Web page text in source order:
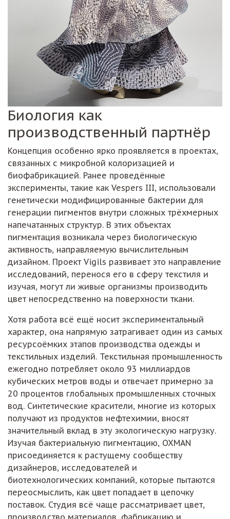
Биология как
производственный партнёр
Концепция особенно ярко проявляется в проектах,
связанных с микробной колоризацией и
биофабрикацией. Ранее проведённые
эксперименты, такие как Vespers III, использовали
генетически модифицированные бактерии для
генерации пигментов внутри сложных трёхмерных
напечатанных структур. В этих объектах
пигментация возникала через биологическую
активность, направляемую вычислительным
дизайном. Проект Vigils развивает это направление
исследований, перенося его в сферу текстиля и
изучая, могут ли живые организмы производить
цвет непосредственно на поверхности ткани.
Хотя работа всё ещё носит экспериментальный
характер, она напрямую затрагивает один из самых
ресурсоёмких этапов производства одежды и
текстильных изделий. Текстильная промышленность
ежегодно потребляет около 93 миллиардов
кубических метров воды и отвечает примерно за
20 процентов глобальных промышленных сточных
вод. Синтетические красители, многие из которых
получают из продуктов нефтехимии, вносят
значительный вклад в эту экологическую нагрузку.
Изучая бактериальную пигментацию, OXMAN
присоединяется к растущему сообществу
дизайнеров, исследователей и
биотехнологических компаний, которые пытаются
переосмыслить, как цвет попадает в цепочку
поставок. Студия всё чаще рассматривает цвет,
производство материалов, фабрикацию и